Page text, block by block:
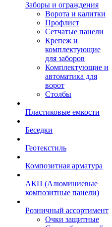
Заборы и ограждения
Ворота и калитки
Профлист
Сетчатые панели
Крепеж и
комплектующие
для заборов
Комплектующие и
автоматика для
ворот
Столбы
Пластиковые емкости
Беседки
Геотекстиль
Композитная арматура
АКП (Алюминиевые
композитные панели)
Розничный ассортимент
Очки защитные